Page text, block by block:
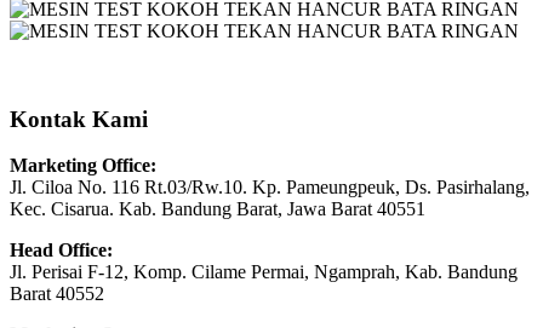
Kontak Kami
Marketing Office:
Jl. Ciloa No. 116 Rt.03/Rw.10. Kp. Pameungpeuk, Ds. Pasirhalang,
Kec. Cisarua. Kab. Bandung Barat, Jawa Barat 40551
Head Office:
Jl. Perisai F-12, Komp. Cilame Permai, Ngamprah, Kab. Bandung
Barat 40552